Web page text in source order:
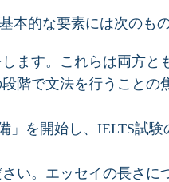
本的な要素には次のも
ます。これらは両方と
階で文法を行うこと
」を開始し、IELTS試
い。エッセイの長さに